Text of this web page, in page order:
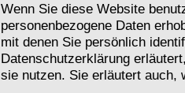
Wenn Sie diese Website
personenbezogene Daten
mit denen Sie persönlich
Datenschutzerklärung
sie nutzen. Sie erläutert auch,